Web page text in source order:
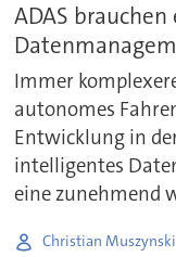
ADAS
Immer
autonomes
Entwicklung in
intelligentes
eine zunehmend
Christian Muszynski